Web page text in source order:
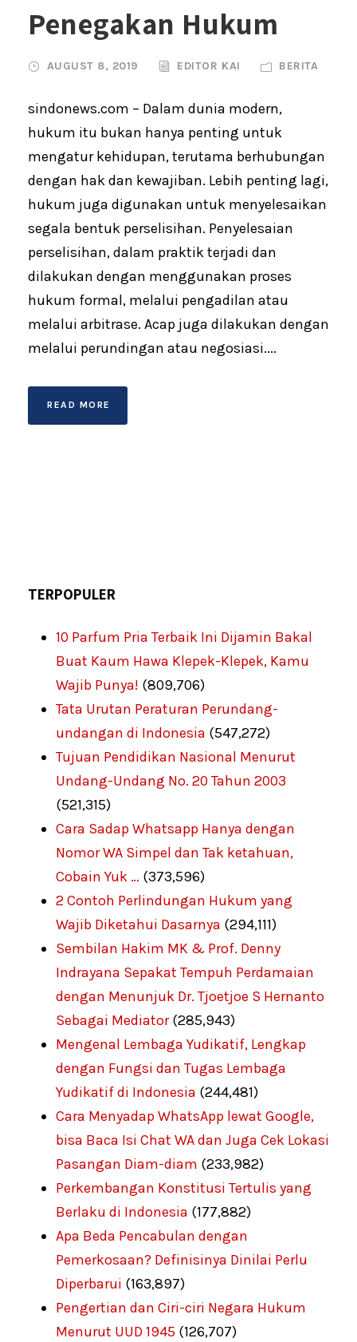
Penegakan Hukum
AUGUST 8, 2019 EDITOR KAI BERITA
sindonews.com – Dalam dunia modern,
hukum itu bukan hanya penting untuk
mengatur kehidupan, terutama berhubungan
dengan hak dan kewajiban. Lebih penting lagi,
hukum juga digunakan untuk menyelesaikan
segala bentuk perselisihan. Penyelesaian
perselisihan, dalam praktik terjadi dan
dilakukan dengan menggunakan proses
hukum formal, melalui pengadilan atau
melalui arbitrase. Acap juga dilakukan dengan
melalui perundingan atau negosiasi....
READ MORE
TERPOPULER
10 Parfum Pria Terbaik Ini Dijamin Bakal
Buat Kaum Hawa Klepek-Klepek, Kamu
Wajib Punya! (809,706)
Tata Urutan Peraturan Perundang-
undangan di Indonesia (547,272)
Tujuan Pendidikan Nasional Menurut
Undang-Undang No. 20 Tahun 2003
(521,315)
Cara Sadap Whatsapp Hanya dengan
Nomor WA Simpel dan Tak ketahuan,
Cobain Yuk … (373,596)
2 Contoh Perlindungan Hukum yang
Wajib Diketahui Dasarnya (294,111)
Sembilan Hakim MK & Prof. Denny
Indrayana Sepakat Tempuh Perdamaian
dengan Menunjuk Dr. Tjoetjoe S Hernanto
Sebagai Mediator (285,943)
Mengenal Lembaga Yudikatif, Lengkap
dengan Fungsi dan Tugas Lembaga
Yudikatif di Indonesia (244,481)
Cara Menyadap WhatsApp lewat Google,
bisa Baca Isi Chat WA dan Juga Cek Lokasi
Pasangan Diam-diam (233,982)
Perkembangan Konstitusi Tertulis yang
Berlaku di Indonesia (177,882)
Apa Beda Pencabulan dengan
Pemerkosaan? Definisinya Dinilai Perlu
Diperbarui (163,897)
Pengertian dan Ciri-ciri Negara Hukum
Menurut UUD 1945 (126,707)